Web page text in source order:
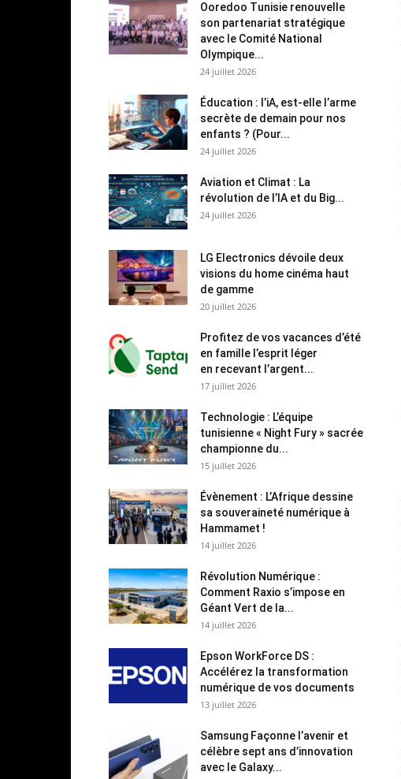
Ooredoo Tunisie renouvelle
son partenariat stratégique
avec le Comité National
Olympique...
24 juillet 2026
Éducation : l’iA, est-elle l’arme
secrète de demain pour nos
enfants ? (Pour...
24 juillet 2026
Aviation et Climat : La
révolution de l’IA et du Big...
24 juillet 2026
LG Electronics dévoile deux
visions du home cinéma haut
de gamme
20 juillet 2026
Profitez de vos vacances d’été
en famille l’esprit léger
en recevant l’argent...
17 juillet 2026
Technologie : L’équipe
tunisienne « Night Fury » sacrée
championne du...
15 juillet 2026
Évènement : L’Afrique dessine
sa souveraineté numérique à
Hammamet !
14 juillet 2026
Révolution Numérique :
Comment Raxio s’impose en
Géant Vert de la...
14 juillet 2026
Epson WorkForce DS :
Accélérez la transformation
numérique de vos documents
13 juillet 2026
Samsung Façonne l’avenir et
célèbre sept ans d’innovation
avec le Galaxy...